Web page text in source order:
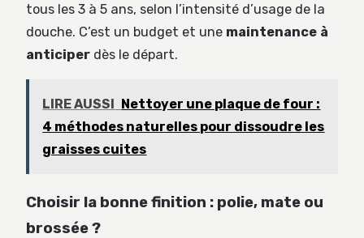
tous les 3 à 5 ans, selon l’intensité d’usage de la
douche. C’est un budget et une maintenance à
anticiper dès le départ.
LIRE AUSSI Nettoyer une plaque de four :
4 méthodes naturelles pour dissoudre les
graisses cuites
Choisir la bonne finition : polie, mate ou
brossée ?